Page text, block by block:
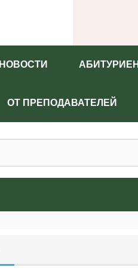
НОВОСТИ
ОТ ПРЕПОДАВАТЕЛЕЙ